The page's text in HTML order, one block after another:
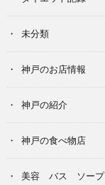
未分類
神戸のお店情報
神戸の紹介
神戸の食べ物店
美容 バス ソープ